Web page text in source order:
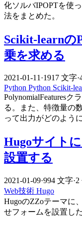
化ソルバIPOPTを使
法をまとめた。
Scikit-learnの
乗を求める
2021-01-11·1917 文字·
Python Python Scikit-
PolynomialFeatures
る。また、特徴量の
って出力がどのよう
Hugoサイト
設置する
2021-01-09·994 文字·2
Web技術 Hugo
HugoのZZoテーマに
せフォームを設置した